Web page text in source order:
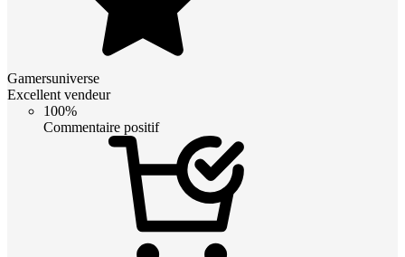
Gamersuniverse
Excellent vendeur
100%
Commentaire positif